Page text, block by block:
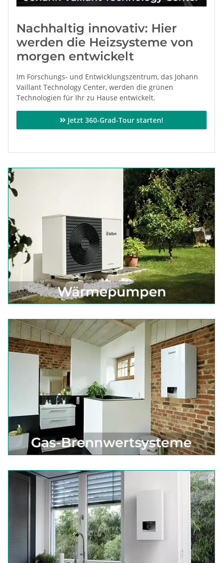
Nachhaltig innovativ: Hier
werden die Heizsysteme von
morgen entwickelt
Im Forschungs- und Entwicklungszentrum, das Johann
Vaillant Technology Center, werden die grünen
Technologien für Ihr zu Hause entwickelt.
Jetzt 360-Grad-Tour starten!